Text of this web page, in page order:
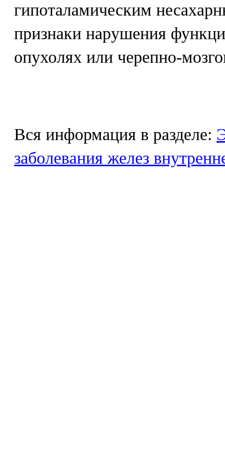
гипоталамическим
признаки нарушения
опухолях или черепно-
Вся информация в разделе:
заболевания желез